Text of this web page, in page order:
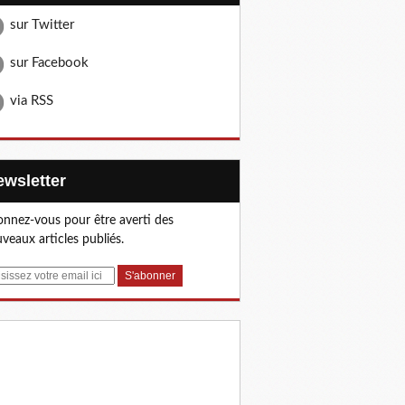
sur Twitter
sur Facebook
via RSS
vous pour être averti des
articles publiés.